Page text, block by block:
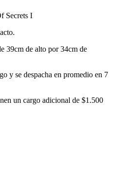
Secrets I
39cm de alto por 34cm de
y se despacha en promedio en 7
un cargo adicional de $1.500